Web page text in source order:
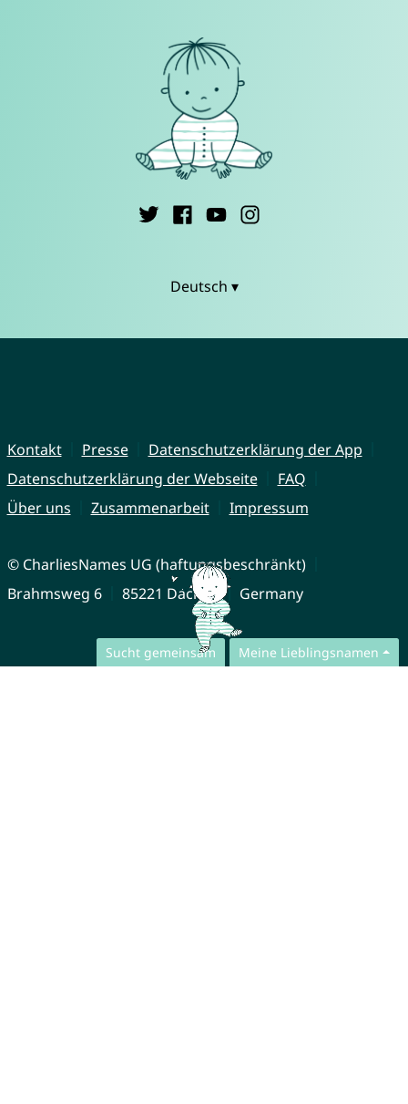
Sucht gemeinsam Meine Lieblingsnamen
Deutsch ▾
Kontakt Presse
Datenschutzerklärung der App
Datenschutzerklärung der Webseite
FAQ
Über uns
Zusammenarbeit Impressum
© CharliesNames UG (haftungsbeschränkt)
Brahmsweg 6
85221 Dachau Germany